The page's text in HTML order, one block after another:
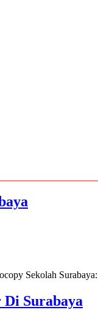
Sekolah
Surabaya